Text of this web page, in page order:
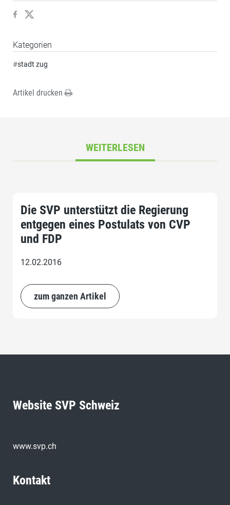
Kategorien
#stadt zug
Artikel drucken
WEITERLESEN
Die SVP unterstützt die Regierung
entgegen eines Postulats von CVP
und FDP
12.02.2016
zum ganzen Artikel
Website SVP Schweiz
www.svp.ch
Kontakt